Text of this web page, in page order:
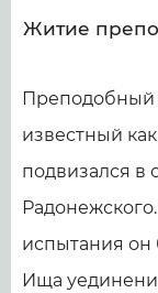
Житие
Преподобный
известный
подвизался в
испытания он
Ища